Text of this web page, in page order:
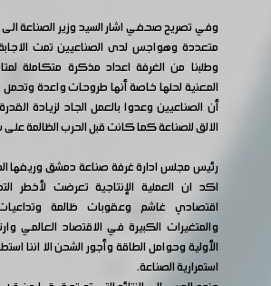
وفي تصريح صحفي اشار السيد وزير الصناعة
متعددة وهواجس لدى الصناعيين تمت
وطلبنا من الغرفة اعداد مذكرة متكاملة
المعنية لحلها خاصة أنها طروحات واعدة
أن الصناعيين وعدوا بالعمل الجاد لزيادة
الالق للصناعة كما كانت قبل الحرب الظالمة
رئيس مجلس ادارة غرفة صناعة دمشق وريفها
اكد ان العملية الإنتاجية تعرضت لأخطر
اقتصادي غاشم وعقوبات ظالمة
والمتغيرات الكبيرة في الاقتصاد العالمي
الأولية وحوامل الطاقة وأجور الشحن الا اننا
استمرارية الصناعة.